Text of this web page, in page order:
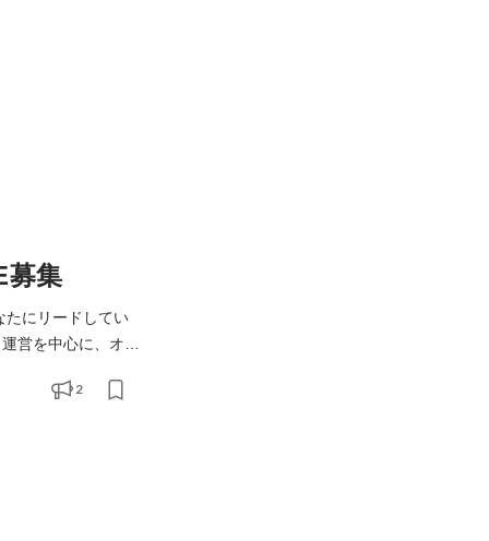
募集
たにリードしてい
ビスの運用技術
2